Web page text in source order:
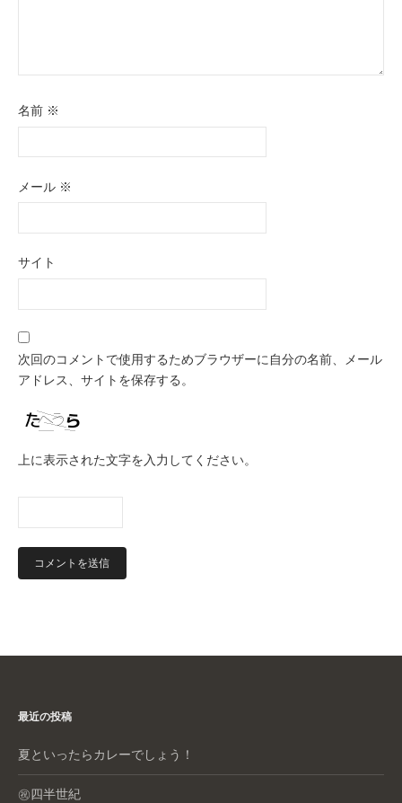
名前 ※
メール ※
サイト
次回のコメントで使用するためブラウザーに自分の名前、メール
アドレス、サイトを保存する。
上に表示された文字を入力してください。
最近の投稿
夏といったらカレーでしょう！
㊗️四半世紀